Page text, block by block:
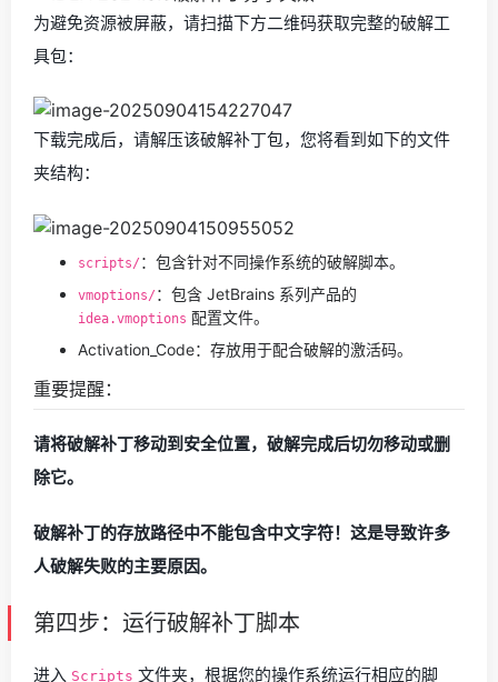
为避免资源被屏蔽，请扫描下方二维码获取完整的破解工
具包：
下载完成后，请解压该破解补丁包，您将看到如下的文件
夹结构：
scripts/ ：包含针对不同操作系统的破解脚本。
vmoptions/ ：包含 JetBrains 系列产品的
idea.vmoptions 配置文件。
Activation_Code：存放用于配合破解的激活码。
重要提醒：
请将破解补丁移动到安全位置，破解完成后切勿移动或删
除它。
破解补丁的存放路径中不能包含中文字符！这是导致许多
人破解失败的主要原因。
第四步：运行破解补丁脚本
进入 Scripts 文件夹，根据您的操作系统运行相应的脚